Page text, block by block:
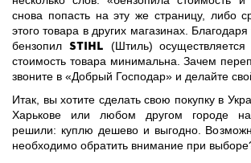
снова попасть на эту же страницу, либо
этого товара в других магазинах.
бензопил Stihl (Штиль) осуществляется
стоимость товара минимальна. Зачем
звоните в «Добрый Господар» и делайте
Итак, вы хотите сделать свою покупку в
Харькове или любом другом городе
решили: куплю дешево и выгодно.
необходимо обратить внимание при